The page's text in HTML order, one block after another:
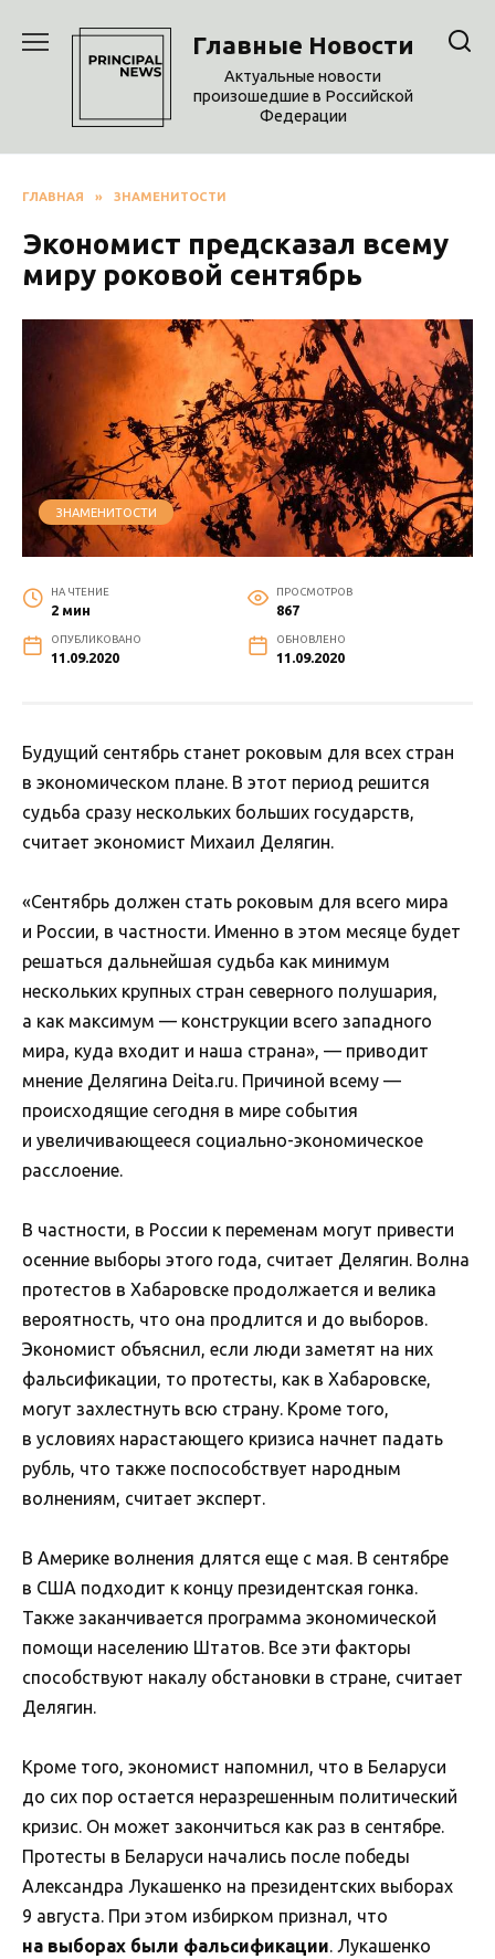
содержанию
Главные Новости
Актуальные новости
произошедшие в Российской
Федерации
ГЛАВНАЯ » ЗНАМЕНИТОСТИ
Экономист предсказал всему
миру роковой сентябрь
ЗНАМЕНИТОСТИ
НА ЧТЕНИЕ
2 мин
ПРОСМОТРОВ
867
ОПУБЛИКОВАНО
11.09.2020
ОБНОВЛЕНО
11.09.2020
Будущий сентябрь станет роковым для всех стран
в экономическом плане. В этот период решится
судьба сразу нескольких больших государств,
считает экономист Михаил Делягин.
«Сентябрь должен стать роковым для всего мира
и России, в частности. Именно в этом месяце будет
решаться дальнейшая судьба как минимум
нескольких крупных стран северного полушария,
а как максимум — конструкции всего западного
мира, куда входит и наша страна», — приводит
мнение Делягина Deita.ru. Причиной всему —
происходящие сегодня в мире события
и увеличивающееся социально-экономическое
расслоение.
В частности, в России к переменам могут привести
осенние выборы этого года, считает Делягин. Волна
протестов в Хабаровске продолжается и велика
вероятность, что она продлится и до выборов.
Экономист объяснил, если люди заметят на них
фальсификации, то протесты, как в Хабаровске,
могут захлестнуть всю страну. Кроме того,
в условиях нарастающего кризиса начнет падать
рубль, что также поспособствует народным
волнениям, считает эксперт.
В Америке волнения длятся еще с мая. В сентябре
в США подходит к концу президентская гонка.
Также заканчивается программа экономической
помощи населению Штатов. Все эти факторы
способствуют накалу обстановки в стране, считает
Делягин.
Кроме того, экономист напомнил, что в Беларуси
до сих пор остается неразрешенным политический
кризис. Он может закончиться как раз в сентябре.
Протесты в Беларуси начались после победы
Александра Лукашенко на президентских выборах
9 августа. При этом избирком признал, что
на выборах были фальсификации. Лукашенко